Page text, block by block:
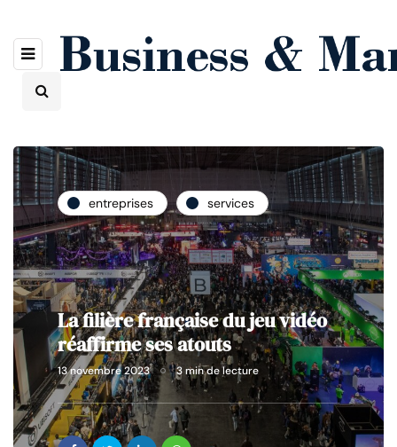
entreprises services
La filière française du jeu vidéo
réaffirme ses atouts
13 novembre 2023 3 min de lecture